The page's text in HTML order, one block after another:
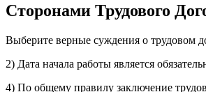
Сторонами Трудового
Выберите верные суждения о трудовом
2) Дата начала работы является
4) По общему правилу заключение